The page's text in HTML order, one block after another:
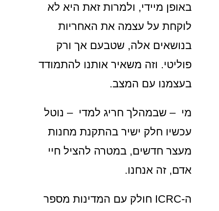
באופן מיידי, ולמרות זאת היא לא
לוקחת על עצמה את האחריות
בנושאים אלה, שטבעם אך ורק
פוליטי. וזה משאיר אותנו להתמודד
בעצמנו עם המצב.
מי – שבמהלך חריג למדי – נוטל
עכשיו חלק ישיר בהתקנת מחנות
מעצר חדשים, במטרה להציל חיי
אדם, זה אנחנו.
ה-ICRC חולק עם המדינות מספר